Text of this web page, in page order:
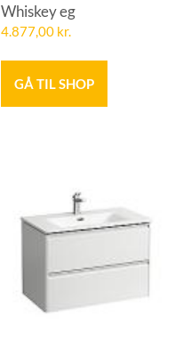
Whiskey eg
4.877,00 kr.
GÅ TIL SHOP